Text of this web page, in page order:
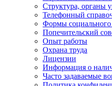
Структура, органы
Телефонный
Формы
Попечительский
Опыт работы
Охрана труда
Лицензии
Информация о
Часто задаваемые